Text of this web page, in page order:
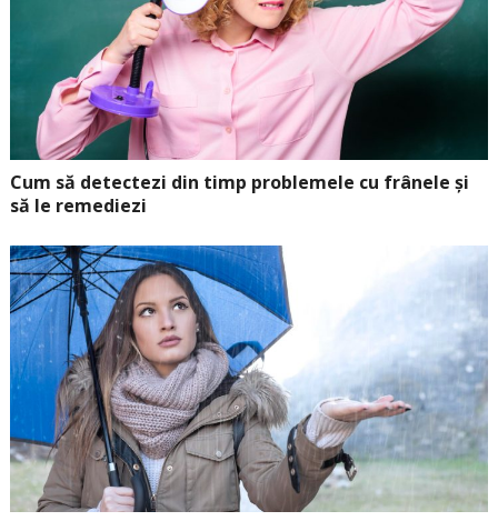
Cum să detectezi din timp problemele cu frânele și
să le remediezi